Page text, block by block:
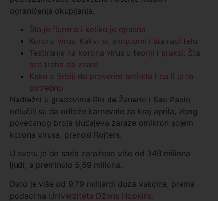
ograničenja okupljanja.
Šta je flurona i koliko je opasna
Korona virus: Kakvi su simptomi i šta radi telu
Testiranje na korona virus u teoriji i praksi: Šta
sve treba da znate
Kako u Srbiji da proverim antitela i da li je to
potrebno
Nadležni u gradovima Rio de Žanerio i Sao Paolo
odlučili su da odlože karnevale za kraj aprila, zbog
povećanog broja slučajeva zaraze omikron sojem
korona virusa, prenosi Rojters.
U svetu je do sada zaraženo više od 349 miliona
ljudi, a preminulo 5,59 miliona.
Dato je više od 9,79 milijardi doza vakcina, prema
podacima Univerziteta Džons Hopkins.